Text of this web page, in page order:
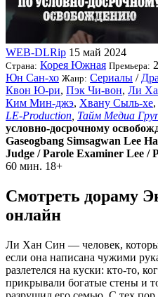
WEB-DLRip 15 май 2024
Страна: Корея Южная Премьера:
Юн Сан-хо Жанр: Сериалы /
Квон Ю-ри, Пэк Чи-вон, Ли
Ким Мин-джэ, Хвану Сыль-хе,
LE-Production Тайм Медиа
условно-досрочному
Gaseogbang Simsagwan Lee
Judge / Parole Examiner Lee /
60 мин. 18+
Смотреть дораму
онлайн
Ли Хан Син — человек,
если она написана чужими
разлетелся на куски: кто-то,
прикрывали богатые стены и